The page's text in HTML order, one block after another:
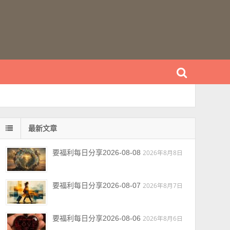
最新文章
要福利每日分享2026-08-08 2026年8月8日
要福利每日分享2026-08-07 2026年8月7日
要福利每日分享2026-08-06 2026年8月6日